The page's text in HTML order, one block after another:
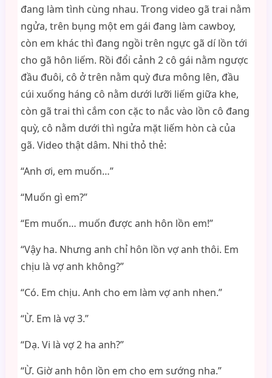
đang làm tình cùng nhau. Trong video gã trai nằm
ngửa, trên bụng một em gái đang làm cawboy,
còn em khác thì đang ngồi trên ngực gã dí lồn tới
cho gã hôn liếm. Rồi đổi cảnh 2 cô gái nằm ngược
đầu đuôi, cô ở trên nằm quỳ đưa mông lên, đầu
cúi xuống háng cô nằm dưới lưỡi liếm giữa khe,
còn gã trai thì cắm con cặc to nắc vào lồn cô đang
quỳ, cô nằm dưới thì ngửa mặt liếm hòn cà của
gã. Video thật dâm. Nhi thỏ thẻ:
“Anh ơi, em muốn…”
“Muốn gì em?”
“Em muốn… muốn được anh hôn lồn em!”
“Vậy ha. Nhưng anh chỉ hôn lồn vợ anh thôi. Em
chịu là vợ anh không?”
“Có. Em chịu. Anh cho em làm vợ anh nhen.”
“Ừ. Em là vợ 3.”
“Dạ. Vi là vợ 2 ha anh?”
“Ừ. Giờ anh hôn lồn em cho em sướng nha.”